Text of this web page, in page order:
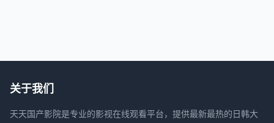
关于我们
天天国产影院是专业的影视在线观看平台，提供最新最热的日韩大